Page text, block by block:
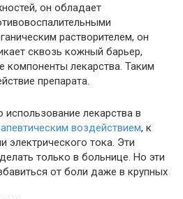
он обладает
растворителем, он
сквозь кожный барьер,
компоненты лекарства. Таким
препарата.
лекарства в
воздействием, к
электрического тока. Эти
только в больнице. Но эти
от боли даже в крупных